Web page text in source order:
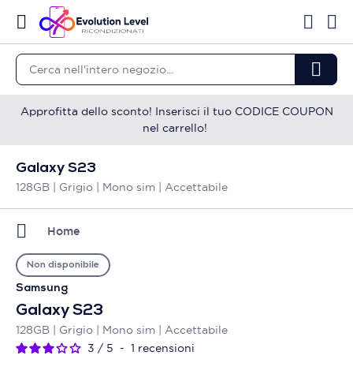
Approfitta dello sconto! Inserisci il tuo CODICE COUPON
nel carrello!
Galaxy S23
128GB | Grigio | Mono sim | Accettabile
Home
Samsung
Galaxy S23
128GB | Grigio | Mono sim | Accettabile
3 / 5 - 1 recensioni
Non disponibile